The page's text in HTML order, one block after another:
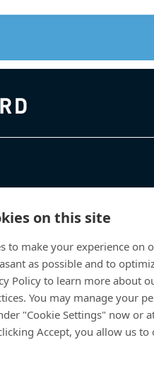
on this site
to make your experience on
as possible and to
Policy to learn more about
You may manage your
"Cookie Settings" now or
Accept, you allow us to